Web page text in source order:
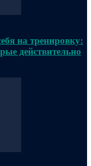
на тренировку:
действительно